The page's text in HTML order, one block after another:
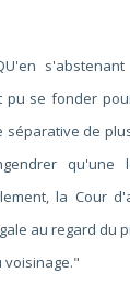
QU'en
pu se fonder
de
qu'une
la Cour
au regard du
voisinage."